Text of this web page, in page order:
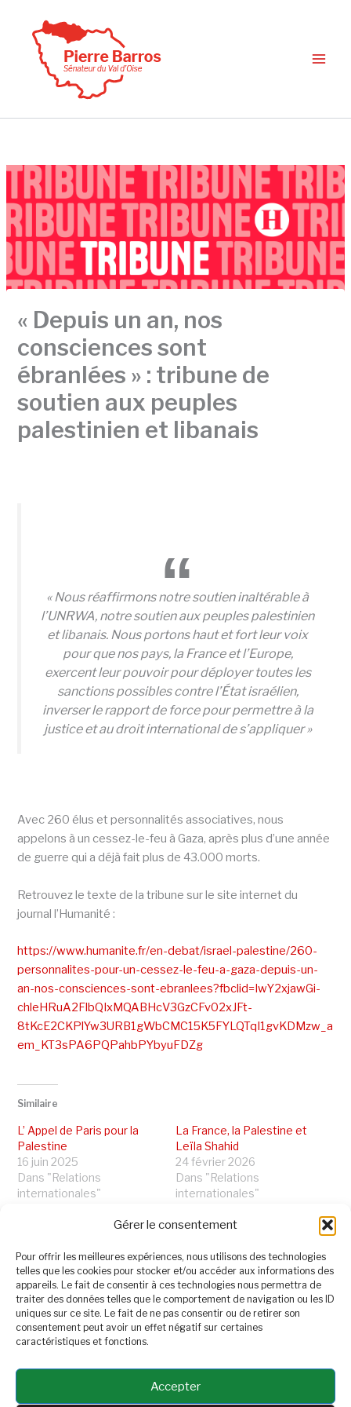
Gérer le consentement
Pour offrir les meilleures expériences, nous utilisons des technologies
telles que les cookies pour stocker et/ou accéder aux informations des
appareils. Le fait de consentir à ces technologies nous permettra de
traiter des données telles que le comportement de navigation ou les ID
uniques sur ce site. Le fait de ne pas consentir ou de retirer son
consentement peut avoir un effet négatif sur certaines
caractéristiques et fonctions.
Accepter
contenu
« Depuis un an, nos
consciences sont
ébranlées » : tribune de
soutien aux peuples
palestinien et libanais
« Nous réaffirmons notre soutien inaltérable à
l’UNRWA, notre soutien aux peuples palestinien
et libanais. Nous portons haut et fort leur voix
pour que nos pays, la France et l’Europe,
exercent leur pouvoir pour déployer toutes les
sanctions possibles contre l’État israélien,
inverser le rapport de force pour permettre à la
justice et au droit international de s’appliquer »
Avec 260 élus et personnalités associatives, nous
appelons à un cessez-le-feu à Gaza, après plus d’une année
de guerre qui a déjà fait plus de 43.000 morts.
Retrouvez le texte de la tribune sur le site internet du
journal l’Humanité :
https://www.humanite.fr/en-debat/israel-palestine/260-
personnalites-pour-un-cessez-le-feu-a-gaza-depuis-un-
an-nos-consciences-sont-ebranlees?fbclid=IwY2xjawGi-
chleHRuA2FlbQIxMQABHcV3GzCFv02xJFt-
8tKcE2CKPlYw3URB1gWbCMC15K5FYLQTqI1gvKDMzw_a
em_KT3sPA6PQPahbPYbyuFDZg
Similaire
L’ Appel de Paris pour la
Palestine
16 juin 2025
Dans "Relations
internationales"
La France, la Palestine et
Leïla Shahid
24 février 2026
Dans "Relations
internationales"
« L’affirmation de la paix
combats »
26 février 2025
Dans "Relations
internationales"
PRÉCÉDENT SUIVANT